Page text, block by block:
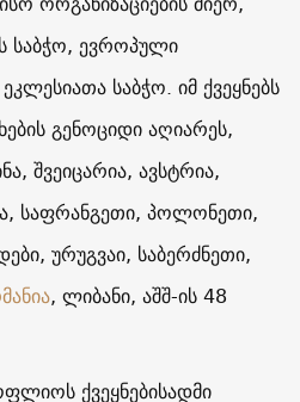
საბჭო, ევროპული
საბჭო. იმ ქვეყნებს
გენოციდი აღიარეს,
შვეიცარია, ავსტრია,
საფრანგეთი, პოლონეთი,
ურუგვაი, საბერძნეთი,
, ლიბანი, აშშ-ის 48
ქვეყნებისადმი